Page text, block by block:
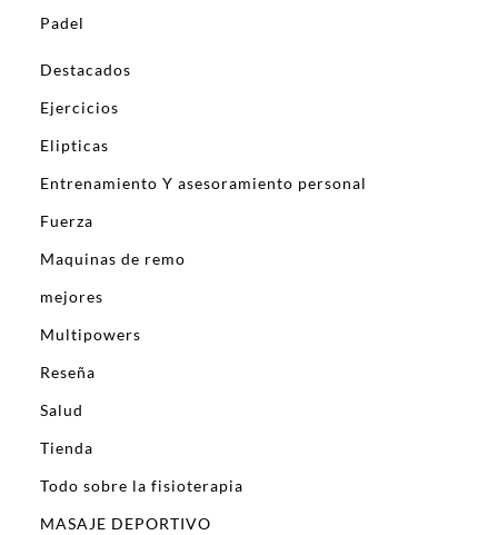
Padel
Destacados
Ejercicios
Elipticas
Entrenamiento Y asesoramiento personal
Fuerza
Maquinas de remo
mejores
Multipowers
Reseña
Salud
Tienda
Todo sobre la fisioterapia
MASAJE DEPORTIVO